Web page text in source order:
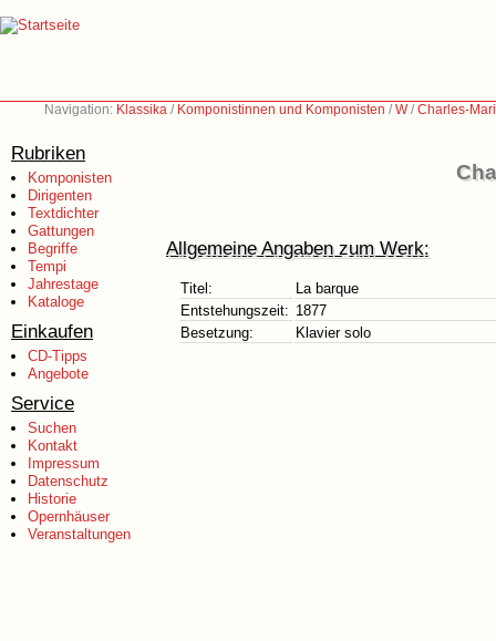
Navigation: Klassika / Komponistinnen und Komponisten /W/Charles-
Rubriken
Komponisten
Dirigenten
Textdichter
Gattungen
Begriffe
Tempi
Jahrestage
Kataloge
Einkaufen
CD-Tipps
Angebote
Service
Suchen
Kontakt
Impressum
Datenschutz
Historie
Opernhäuser
Veranstaltungen
Allgemeine Angaben zum Werk:
Titel:
La barque
Entstehungszeit: 1877
Besetzung:
Klavier solo